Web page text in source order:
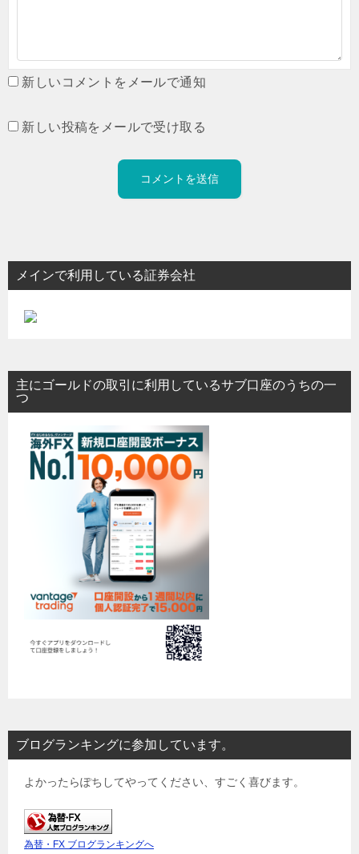
新しいコメントをメールで通知
新しい投稿をメールで受け取る
メインで利用している証券会社
主にゴールドの取引に利用しているサブ口座のうちの一
つ
ブログランキングに参加しています。
よかったらぽちしてやってください、すごく喜びます。
為替・FX ブログランキングへ